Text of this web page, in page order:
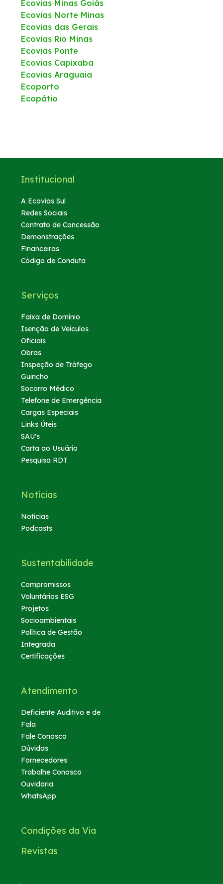
Ecovias Minas Goiás
Ecovias Norte Minas
Ecovias das Gerais
Ecovias Rio Minas
Ecovias Ponte
Ecovias Capixaba
Ecovias Araguaia
Ecoporto
Ecopátio
Institucional
A Ecovias Sul
Redes Sociais
Contrato de Concessão
Demonstrações
Financeiras
Código de Conduta
Serviços
Faixa de Domínio
Isenção de Veículos
Oficiais
Obras
Inspeção de Tráfego
Guincho
Socorro Médico
Telefone de Emergência
Cargas Especiais
Links Úteis
SAU's
Carta ao Usuário
Pesquisa RDT
Notícias
Noticias
Podcasts
Sustentabilidade
Compromissos
Voluntários ESG
Projetos
Socioambientais
Política de Gestão
Integrada
Certificações
Atendimento
Deficiente Auditivo e de
Fala
Fale Conosco
Dúvidas
Fornecedores
Trabalhe Conosco
Ouvidoria
WhatsApp
Condições da Via
Revistas